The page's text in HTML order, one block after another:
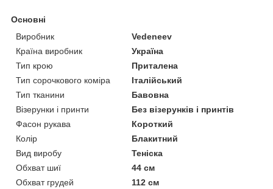
Основні
Виробник
Vedeneev
Країна виробник
Україна
Тип крою
Приталена
Тип сорочкового коміра
Італійський
Тип тканини
Бавовна
Візерунки і принти
Без візерунків і принтів
Фасон рукава
Короткий
Колір
Блакитний
Вид виробу
Теніска
Обхват шиї
44 см
Обхват грудей
112 см